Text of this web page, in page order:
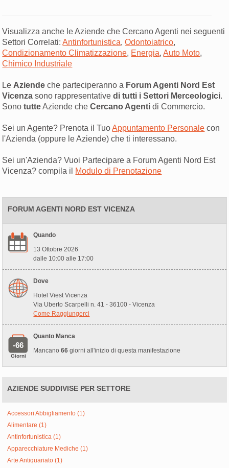
Visualizza anche le Aziende che Cercano Agenti nei seguenti
Settori Correlati:Antinfortunistica,Odontoiatrico,
Condizionamento Climatizzazione, Energia,Auto Moto,
Chimico Industriale
Le Aziende che parteciperanno a Forum Agenti Nord Est
Vicenza sono rappresentativedi tutti i Settori Merceologici.
SonotutteAziende cheCercano Agenti di Commercio.
Sei un Agente? Prenota il TuoAppuntamento Personale con
l'Azienda (oppure le Aziende) che ti interessano.
Sei un'Azienda? Vuoi Partecipare a Forum Agenti Nord Est
Vicenza? compila il Modulo di Prenotazione
FORUM AGENTI NORD EST VICENZA
Quando
13 Ottobre 2026
dalle 10:00 alle 17:00
Dove
Hotel Viest Vicenza
Via Uberto Scarpelli n. 41 - 36100 - Vicenza
Come Raggiungerci
-66
Giorni
Quanto Manca
Mancano66 giorni all'inizio di questa manifestazione
AZIENDE SUDDIVISE PER SETTORE
Accessori Abbigliamento (1)
Alimentare (1)
Antinfortunistica (1)
Apparecchiature Mediche (1)
Arte Antiquariato (1)